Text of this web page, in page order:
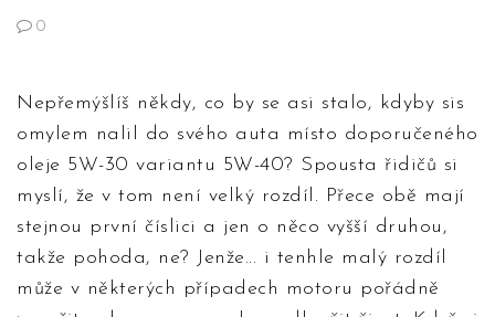
0
Nepřemýšlíš někdy, co by se asi stalo, kdyby sis
omylem nalil do svého auta místo doporučeného
oleje 5W-30 variantu 5W-40? Spousta řidičů si
myslí, že v tom není velký rozdíl. Přece obě mají
stejnou první číslici a jen o něco vyšší druhou,
takže pohoda, ne? Jenže... i tenhle malý rozdíl
může v některých případech motoru pořádně